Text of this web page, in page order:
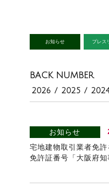
お知らせ プレス
BACK NUMBER
2026 / 2025 /
お知らせ
宅地建物取引業者免許
免許証番号「大阪府知